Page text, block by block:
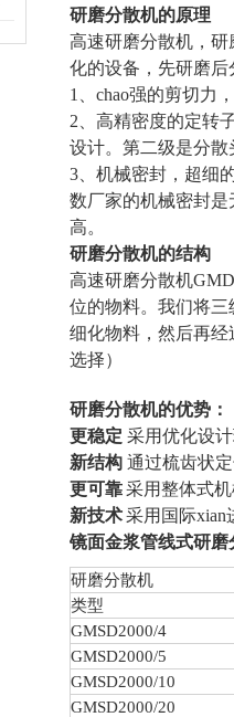
研磨分散机的原理
高速研磨分散机，
化的设备，先研磨
1、chao强的剪切力
2、高精密度的定转
设计。第二级是分
3、机械密封，超细
数厂家的机械密封
高。
研磨分散机的结构
高速研磨分散机
位的物料。我们将
细化物料，然后再经
选择）
研磨分散机的优势：
更稳定 采用优化设
新结构 通过梳齿状
更可靠采用整体式
新技术采用国际xian
镜面金浆管线式研
研磨分散机
类型
GMSD2000/4
GMSD2000/5
GMSD2000/10
GMSD2000/20